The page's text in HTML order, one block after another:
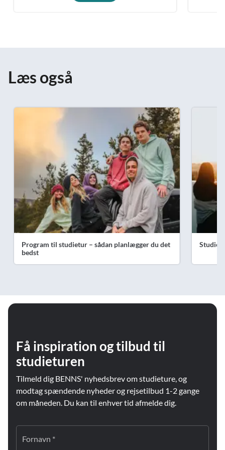
Læs også
Program til studietur – sådan planlægger du det
bedst
Få inspiration og tilbud til
studieturen
Tilmeld dig BENNS' nyhedsbrev om studieture, og
modtag spændende nyheder og rejsetilbud 1-2 gange
om måneden. Du kan til enhver tid afmelde dig.
Fornavn *